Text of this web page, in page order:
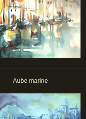
Aube marine